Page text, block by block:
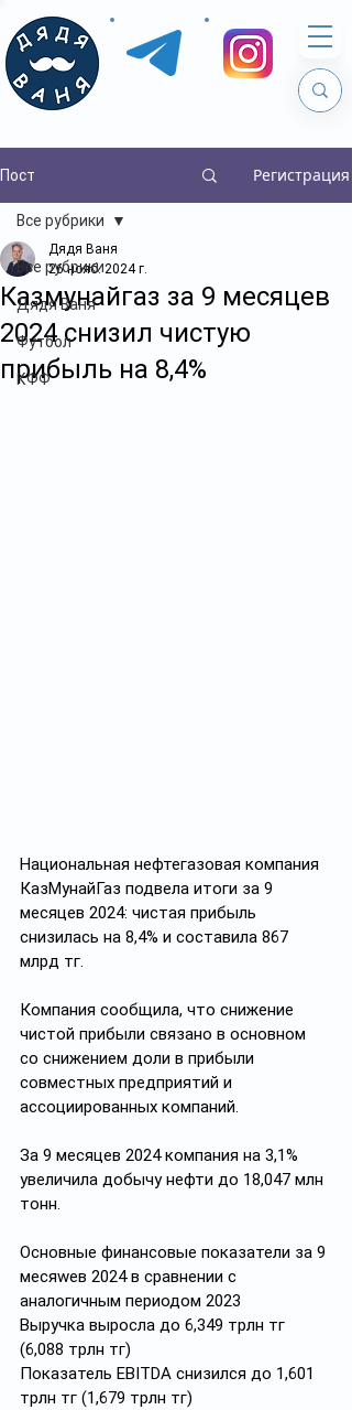
Пост Регистрация
Все рубрики
Дядя Ваня
Футбол
КФФ
Все рубрики
Казмунайгаз за 9 месяцев
2024 снизил чистую
прибыль на 8,4%
Дядя Ваня
26 нояб. 2024 г.
Национальная нефтегазовая компания
КазМунайГаз подвела итоги за 9
месяцев 2024: чистая прибыль
снизилась на 8,4% и составила 867
млрд тг.
Компания сообщила, что снижение
чистой прибыли связано в основном
со снижением доли в прибыли
совместных предприятий и
ассоциированных компаний.
За 9 месяцев 2024 компания на 3,1%
увеличила добычу нефти до 18,047 млн
тонн.
Основные финансовые показатели за 9
месяwев 2024 в сравнении с
аналогичным периодом 2023
Выручка выросла до 6,349 трлн тг
(6,088 трлн тг)
Показатель EBITDA снизился до 1,601
трлн тг (1,679 трлн тг)